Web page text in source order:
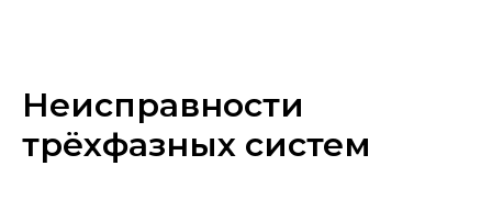
Неисправности
трёхфазных систем